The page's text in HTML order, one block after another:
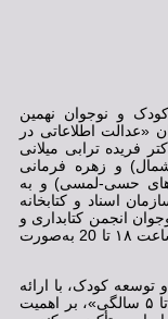
و نوجوان نهمین
«عدالت اطلاعاتی در
فریده ترابی میلانی
و زهره فرمانی
حسی-لمسی) و به
اسناد و کتابخانه
انجمن کتابداری و
اطلاع‌رسانی ایران)، روز سه‌شنبه 9 دی ۱۴۰۴ ساعت ۱۸ تا 20 به‌صورت
توسعه کودک، با ارائه
سخنرانی‌ای با عنوان «مداخله زودهنگام از تولد تا ۵ سالگی»، بر اهمیت